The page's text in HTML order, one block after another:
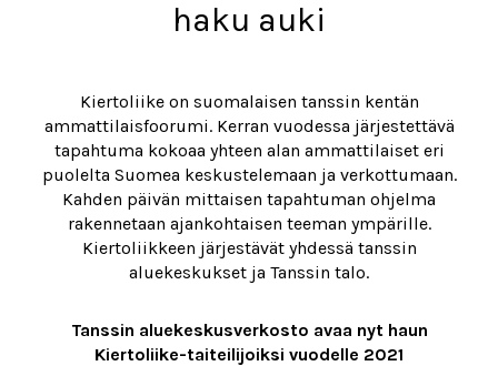
haku auki
Kiertoliike on suomalaisen tanssin kentän
ammattilaisfoorumi. Kerran vuodessa järjestettävä
tapahtuma kokoaa yhteen alan ammattilaiset eri
puolelta Suomea keskustelemaan ja verkottumaan.
Kahden päivän mittaisen tapahtuman ohjelma
rakennetaan ajankohtaisen teeman ympärille.
Kiertoliikkeen järjestävät yhdessä tanssin
aluekeskukset ja Tanssin talo.
Tanssin aluekeskusverkosto avaa nyt haun
Kiertoliike-taiteilijoiksi vuodelle 2021